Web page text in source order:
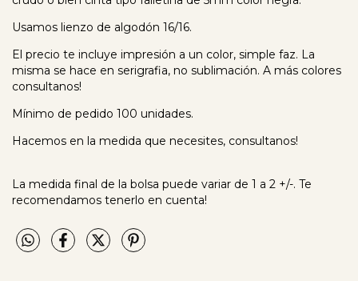
Usamos lienzo de algodón 16/16.
El precio te incluye impresión a un color, simple faz. La
misma se hace en serigrafia, no sublimación. A más colores
consultanos!
Mínimo de pedido 100 unidades.
Hacemos en la medida que necesites, consultanos!
La medida final de la bolsa puede variar de 1 a 2 +/-. Te
recomendamos tenerlo en cuenta!